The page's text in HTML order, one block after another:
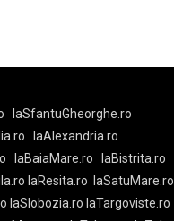
laSfantuGheorghe.ro
laAlexandria.ro
laBaiaMare.ro
laBistrita.ro
laResita.ro
laSatuMare.ro
laSlobozia.ro laTargoviste.ro